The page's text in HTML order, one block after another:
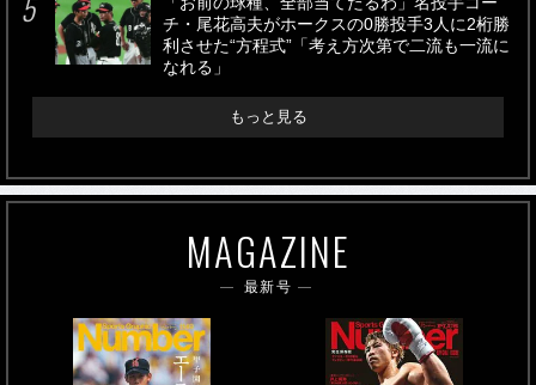
チ・尾花高夫がホークスの0勝投手3人に2桁勝
利させた“方程式”「考え方次第で二流も一流に
なれる」
もっと見る
MAGAZINE
最新号